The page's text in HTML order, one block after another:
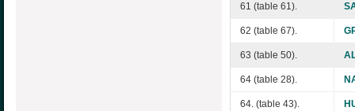
61 (table 61).
62 (table 67).
63 (table 50).
64 (table 28).
64. (table 43).